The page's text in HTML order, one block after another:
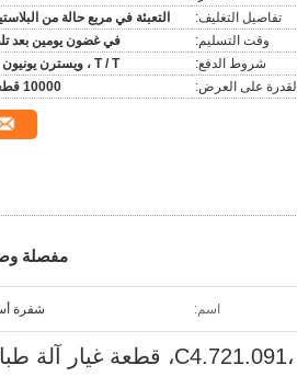
تفاصيل التغليف:
التعبئة في مربع حالة من
وقت التسليم:
في غضون يومين بعد
شروط الدفع:
T / T ، ويسترن يونيون ، باي بال
القدرة على العرض:
10000 قطعة شهريا
مفصلة
اسم: شفرة